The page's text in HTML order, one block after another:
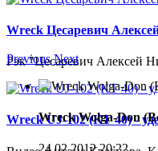
Wreck Цесаревич
Рэк "Цесаревич Алексей
Wreck UJ-102 (KT 40) -
Previous Next
Wreck Wolga-Don
24.02.2012 20:22